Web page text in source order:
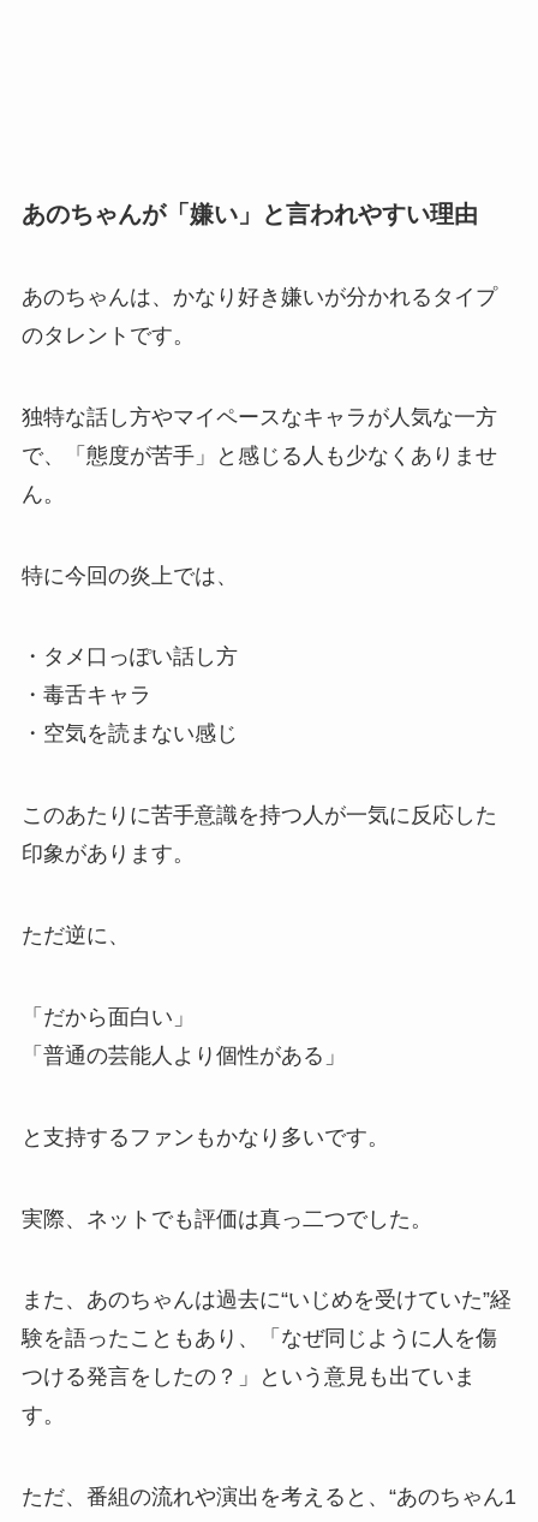
あのちゃんが「嫌い」と言われやすい理由
あのちゃんは、かなり好き嫌いが分かれるタイプ
のタレントです。
独特な話し方やマイペースなキャラが人気な一方
で、「態度が苦手」と感じる人も少なくありませ
ん。
特に今回の炎上では、
・タメ口っぽい話し方
・毒舌キャラ
・空気を読まない感じ
このあたりに苦手意識を持つ人が一気に反応した
印象があります。
ただ逆に、
「だから面白い」
「普通の芸能人より個性がある」
と支持するファンもかなり多いです。
実際、ネットでも評価は真っ二つでした。
また、あのちゃんは過去に“いじめを受けていた”経
験を語ったこともあり、「なぜ同じように人を傷
つける発言をしたの？」という意見も出ていま
す。
ただ、番組の流れや演出を考えると、“あのちゃん1